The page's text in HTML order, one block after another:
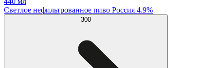
Светлое нефильтрованное пиво Россия 4.9%
300